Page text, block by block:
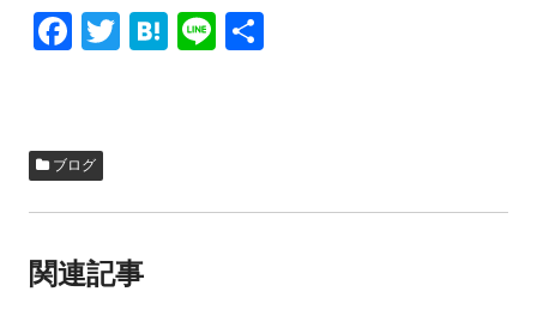
F
e
b
o
o
k
T
H
Li
ブログ
関連記事